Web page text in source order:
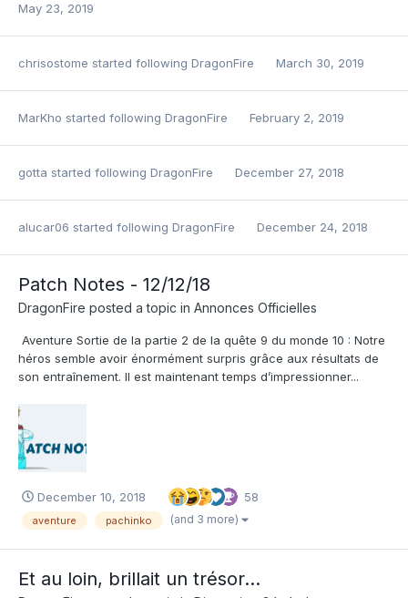
May 23, 2019
chrisostome started following DragonFire March 30, 2019
MarKho started following DragonFire February 2, 2019
gotta started following DragonFire December 27, 2018
alucar06 started following DragonFire December 24, 2018
Patch Notes - 12/12/18
DragonFire posted a topic in Annonces Officielles
Aventure Sortie de la partie 2 de la quête 9 du monde 10 : Notre
héros semble avoir énormément surpris grâce aux résultats de
son entraînement. Il est maintenant temps d’impressionner...
December 10, 2018 58
aventure pachinko (and 3 more)
Et au loin, brillait un trésor...